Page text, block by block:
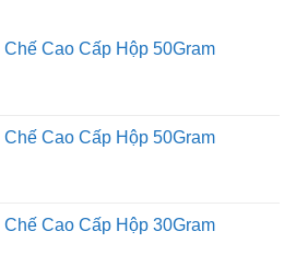
Cao Cấp Hộp 50Gram
Cao Cấp Hộp 50Gram
Cao Cấp Hộp 30Gram